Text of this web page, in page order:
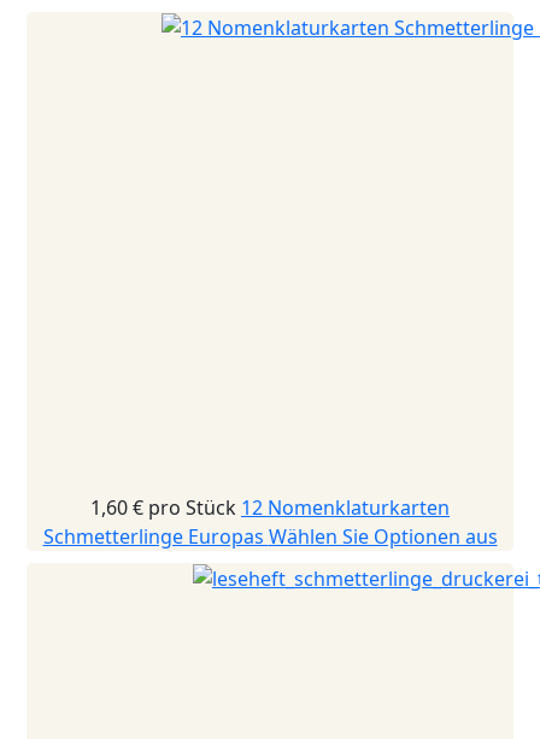
1,60 € pro Stück 12 Nomenklaturkarten
Schmetterlinge Europas Wählen Sie Optionen aus